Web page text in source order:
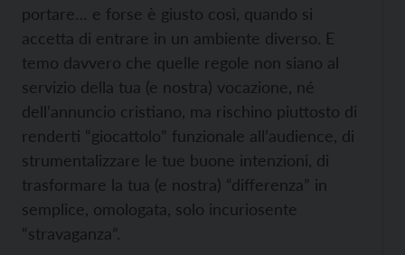
portare… e forse è giusto così, quando si
accetta di entrare in un ambiente diverso. E
temo davvero che quelle regole non siano al
servizio della tua (e nostra) vocazione, né
dell’annuncio cristiano, ma rischino piuttosto di
renderti “giocattolo” funzionale all’audience, di
strumentalizzare le tue buone intenzioni, di
trasformare la tua (e nostra) “differenza” in
semplice, omologata, solo incuriosente
“stravaganza”.